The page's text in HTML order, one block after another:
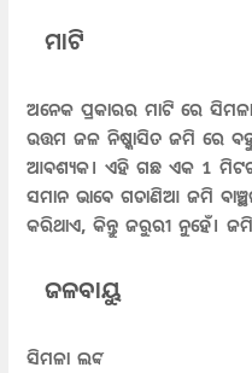
ମାଟି
ଅନେକ ପ୍ରକାରର ମାଟି ରେ
ଉତ୍ତମ ଜଳ ନିଷ୍କାସିତ ଜମି ରେ
ଆବଶ୍ୟକ। ଏହି ଗଛ ଏକ 1
ସମାନ ଭାବେ ଗଡାଣିଆ ଜମି
କରିଥାଏ, କିନ୍ତୁ ଜରୁରୀ ନୁହେଁ।
ଜଳବାୟୁ
ସିମଳା ଲଙ୍କା ଲଗାଇବା ପାଇଁ